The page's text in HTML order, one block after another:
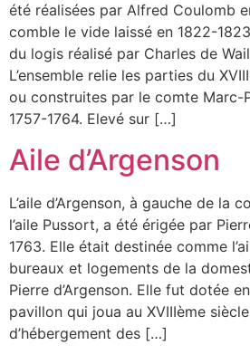
été réalisées par Alfred Coulomb
comble le vide laissé en 1822-
du logis réalisé par Charles de
L’ensemble relie les parties du
ou construites par le comte Marc-
1757-1764. Elevé sur […]
Aile d’Argenson
L’aile d’Argenson, à gauche de la
l’aile Pussort, a été érigée par
1763. Elle était destinée comme
bureaux et logements de la
Pierre d’Argenson. Elle fut dotée
pavillon qui joua au XVIIIème
d’hébergement des […]